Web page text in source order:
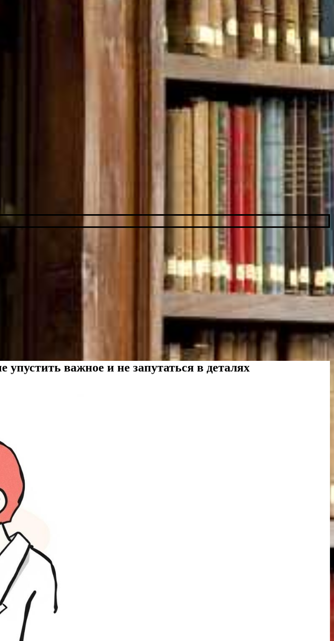
важное и не запутаться в деталях